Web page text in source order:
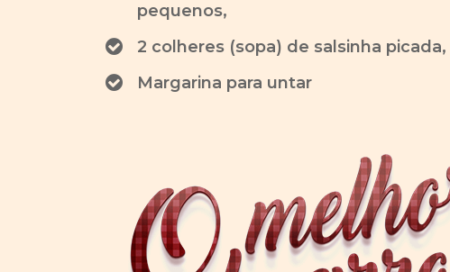
pequenos,
2 colheres (sopa) de salsinha picada,
Margarina para untar